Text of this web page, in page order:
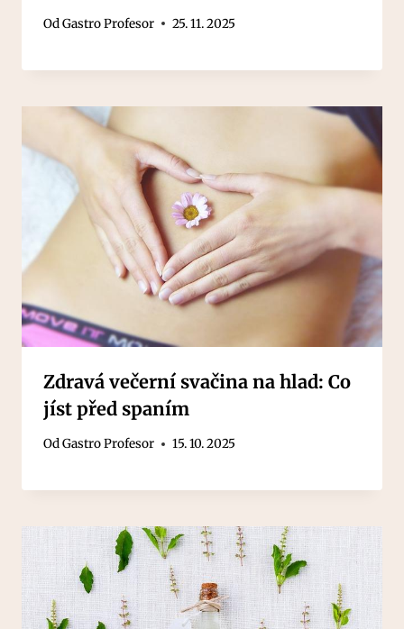
OdGastro Profesor 25. 11. 2025
Zdravá večerní svačina na hlad: Co
jíst před spaním
OdGastro Profesor 15. 10. 2025